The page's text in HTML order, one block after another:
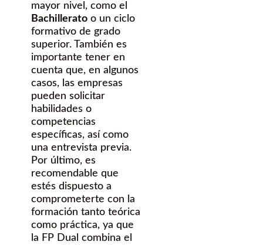
mayor nivel, como el
Bachillerato o un ciclo
formativo de grado
superior. También es
importante tener en
cuenta que, en algunos
casos, las empresas
pueden solicitar
habilidades o
competencias
específicas, así como
una entrevista previa.
Por último, es
recomendable que
estés dispuesto a
comprometerte con la
formación tanto teórica
como práctica, ya que
la FP Dual combina el